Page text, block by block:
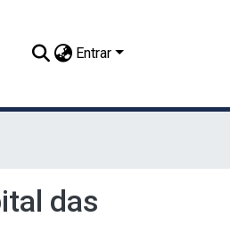
Entrar
das